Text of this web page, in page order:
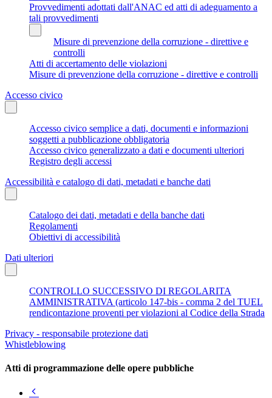
Provvedimenti adottati dall'ANAC ed atti di adeguamento a
tali provvedimenti
Misure di prevenzione della corruzione - direttive e
controlli
Atti di accertamento delle violazioni
Misure di prevenzione della corruzione - direttive e controlli
Accesso civico
Accesso civico semplice a dati, documenti e informazioni
soggetti a pubblicazione obbligatoria
Accesso civico generalizzato a dati e documenti ulteriori
Registro degli accessi
Accessibilità e catalogo di dati, metadati e banche dati
Catalogo dei dati, metadati e della banche dati
Regolamenti
Obiettivi di accessibilità
Dati ulteriori
CONTROLLO SUCCESSIVO DI REGOLARITA
AMMINISTRATIVA (articolo 147-bis - comma 2 del TUEL
rendicontazione proventi per violazioni al Codice della Strada
Privacy - responsabile protezione dati
Whistleblowing
Atti di programmazione delle opere pubbliche